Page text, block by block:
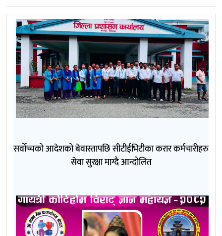
सर्वोच्चको आदेशको बेवास्तापछि सीटीईभिटीका करार कर्मचारीहरु
सेवा सुरक्षा माग्दै आन्दोलित